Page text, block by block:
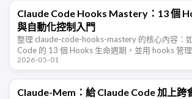
Claude Code Hooks Mastery：13 個
與自動化控制入門
整理 claude-code-hooks-mastery 的核心內容：
Code 的 13 個 Hooks 生命週期，並用 hooks 管
上下文注入、子代理、團 …
2026-05-01
Claude-Mem：給 Claude Code 加上跨